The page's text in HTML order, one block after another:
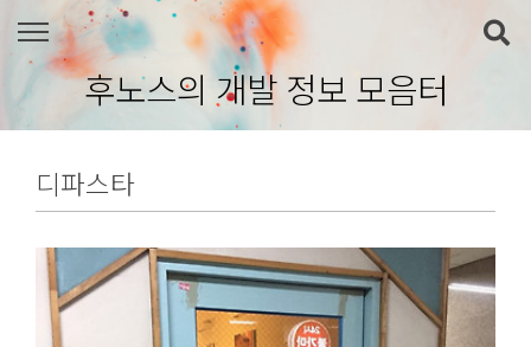
본문 바로가기
후노스의 개발 정보 모음터
디파스타